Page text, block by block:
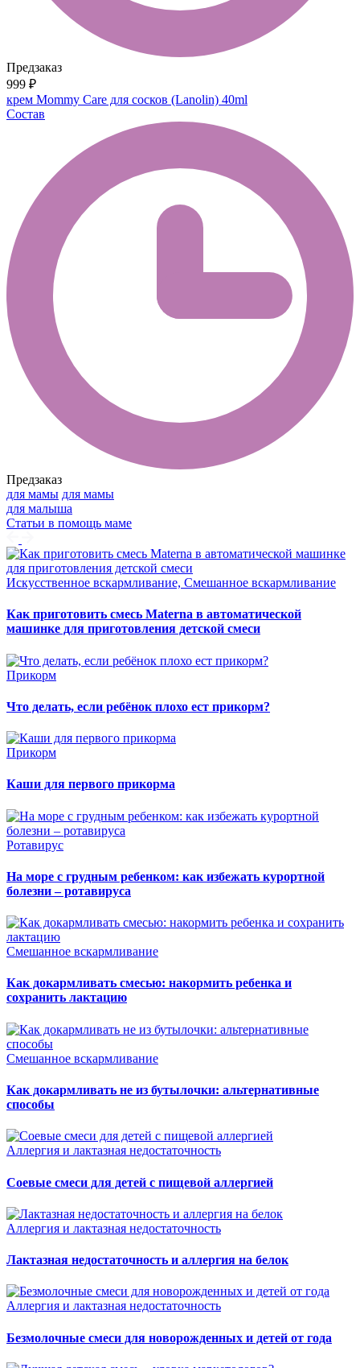
Предзаказ
999 ₽
крем Mommy Care для сосков (Lanolin) 40ml
Состав
Предзаказ
для мамы для мамы
для малыша
Статьи в помощь маме
Искусственное вскармливание, Смешанное вскармливание
Как приготовить смесь Materna в автоматической
машинке для приготовления детской смеси
Прикорм
Что делать, если ребёнок плохо ест прикорм?
Прикорм
Каши для первого прикорма
Ротавирус
На море с грудным ребенком: как избежать курортной
болезни – ротавируса
Смешанное вскармливание
Как докармливать смесью: накормить ребенка и
сохранить лактацию
Смешанное вскармливание
Как докармливать не из бутылочки: альтернативные
способы
Аллергия и лактазная недостаточность
Соевые смеси для детей с пищевой аллергией
Аллергия и лактазная недостаточность
Лактазная недостаточность и аллергия на белок
Аллергия и лактазная недостаточность
Безмолочные смеси для новорожденных и детей от года